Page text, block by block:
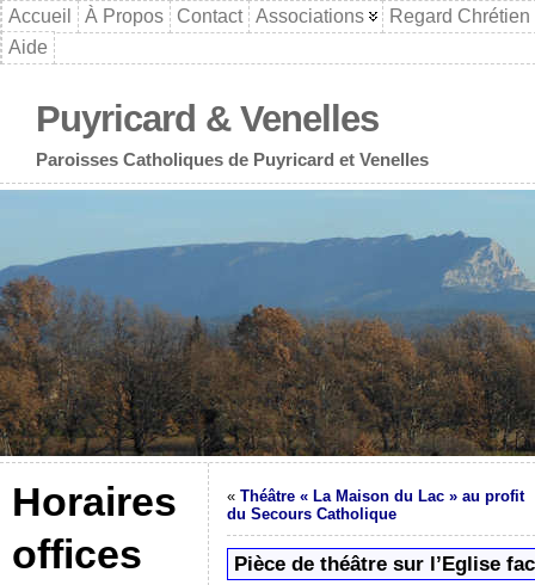
Accueil À Propos Contact Associations
Regard Chrétien
Aide
Puyricard & Venelles
Paroisses Catholiques de Puyricard et Venelles
Horaires
offices
« Théâtre « La Maison du Lac » au profit
du Secours Catholique
Pièce de théâtre sur l’Eglise